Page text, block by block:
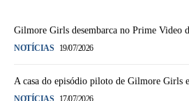
Gilmore Girls desembarca no Prime Video
NOTÍCIAS 19/07/2026
A casa do episódio piloto de Gilmore Girls
NOTÍCIAS 17/07/2026